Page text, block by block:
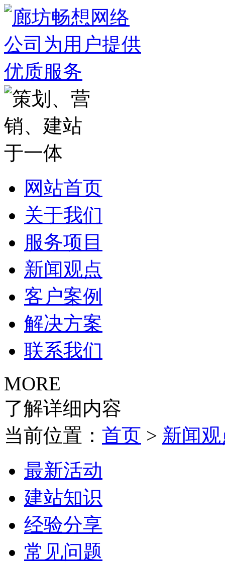
网站首页
关于我们
服务项目
新闻观点
客户案例
解决方案
联系我们
MORE
了解详细内容
当前位置： 首页 > 新闻
最新活动
建站知识
经验分享
常见问题